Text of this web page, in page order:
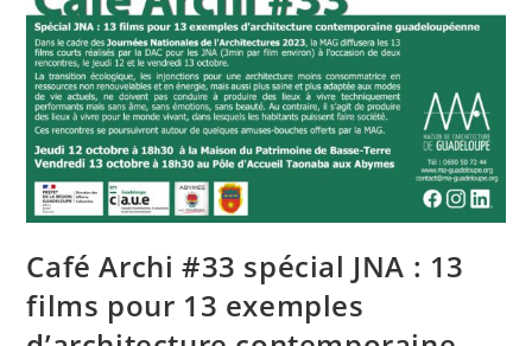
Café Archi #33 spécial JNA : 13
films pour 13 exemples